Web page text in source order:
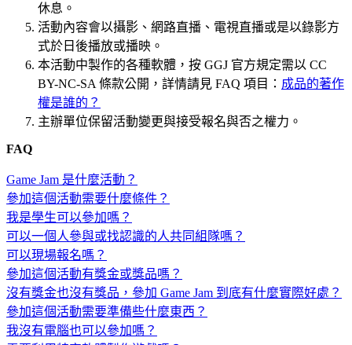
休息。
活動內容會以攝影、網路直播、電視直播或是以錄影方
式於日後播放或播映。
本活動中製作的各種軟體，按 GGJ 官方規定需以 CC
BY-NC-SA 條款公開，詳情請見 FAQ 項目： 成品的著作
權是誰的？
主辦單位保留活動變更與接受報名與否之權力。
FAQ
Game Jam 是什麼活動？
參加這個活動需要什麼條件？
我是學生可以參加嗎？
可以一個人參與或找認識的人共同組隊嗎？
可以現場報名嗎？
參加這個活動有獎金或獎品嗎？
沒有獎金也沒有獎品，參加 Game Jam 到底有什麼實際好處？
參加這個活動需要準備些什麼東西？
我沒有電腦也可以參加嗎？